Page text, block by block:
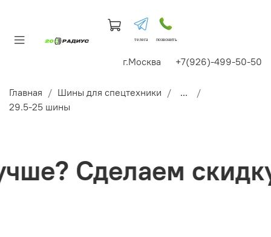
телега позвонить
г.Москва +7(926)-499-50-50
Главная Шины для спецтехники
...
29.5-25 шины
Сделаем